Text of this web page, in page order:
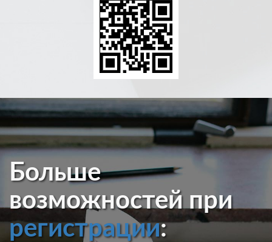
Больше
возможностей при
регистрации: